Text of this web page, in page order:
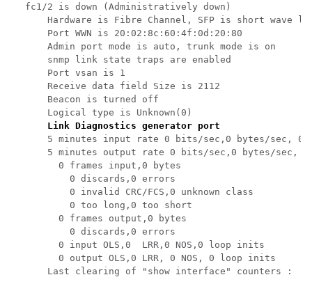
fc1/2 is down (Administratively down)
Hardware is Fibre Channel, SFP is short wave
    Port WWN is 20:02:8c:60:4f:0d:20:80
    Admin port mode is auto, trunk mode is on
    snmp link state traps are enabled
    Port vsan is 1
    Receive data field Size is 2112
    Beacon is turned off
    Logical type is Unknown(0)
Link Diagnostics generator port
5 minutes input rate 0 bits/sec,0 bytes/sec, 0
5 minutes output rate 0 bits/sec,0 bytes/sec,
      0 frames input,0 bytes
        0 discards,0 errors
        0 invalid CRC/FCS,0 unknown class
        0 too long,0 too short
      0 frames output,0 bytes
        0 discards,0 errors
      0 input OLS,0  LRR,0 NOS,0 loop inits
      0 output OLS,0 LRR, 0 NOS, 0 loop inits